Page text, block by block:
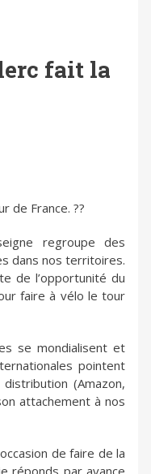
fait la
de France. ??
regroupe des
dans nos territoires.
de l’opportunité du
faire à vélo le tour
se mondialisent et
pointent
(Amazon,
attachement à nos
de faire de la
réponds par avance